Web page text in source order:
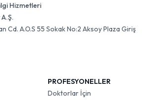
Hizmetleri
Cd. A.O.S 55 Sokak No:2 Aksoy Plaza Giriş
PROFESYONELLER
Doktorlar İçin